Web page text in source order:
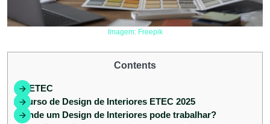
Imagem: Freepik
Contents
1 A ETEC
2 Curso de Design de Interiores ETEC 2025
3 Onde um Design de Interiores pode trabalhar?